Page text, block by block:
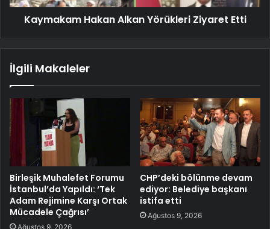
Kaymakam Hakan Alkan Yörükleri Ziyaret Etti
İlgili Makaleler
Birleşik Muhalefet Forumu
İstanbul’da Yapıldı: ‘Tek
Adam Rejimine Karşı Ortak
Mücadele Çağrısı’
Ağustos 9, 2026
CHP’deki bölünme devam
ediyor: Belediye başkanı
istifa etti
Ağustos 9, 2026